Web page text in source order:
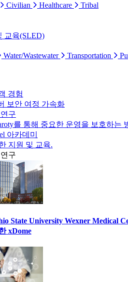
Civilian Healthcare Tribal
교육(SLED)
Water/Wastewater Transportation
경험
보안 여정 가속화
구
를 통해 중요한 운영을 보호하는
아카데미
지원 및 교육.
구
State University Wexner Medical
xDome